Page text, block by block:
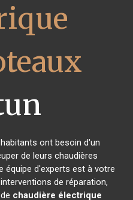
ont besoin d'un
de leurs chaudières
équipe d'experts est à votre
de réparation,
chaudière électrique